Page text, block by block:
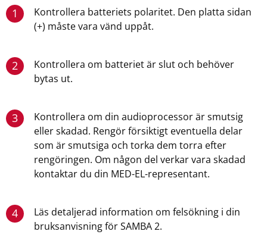
1
Kontrollera batteriets polaritet. Den platta sidan
(+) måste vara vänd uppåt.
2
Kontrollera om batteriet är slut och behöver
bytas ut.
3
Kontrollera om din audioprocessor är smutsig
eller skadad. Rengör försiktigt eventuella delar
som är smutsiga och torka dem torra efter
rengöringen. Om någon del verkar vara skadad
kontaktar du din MED-EL-representant.
4
Läs detaljerad information om felsökning i din
bruksanvisning för SAMBA 2.